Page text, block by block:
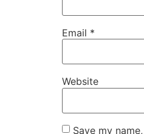
Email *
Website
Save my